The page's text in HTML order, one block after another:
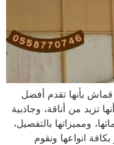
بأنها تقدم أفضل
تزيد من أناقة، وجاذبية
ومميزاتها بالتفصيل،
انواعها ونقوم